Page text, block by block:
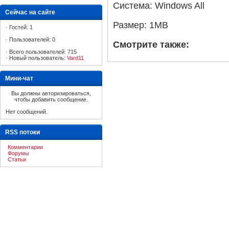
Сейчас на сайте
· Гостей: 1
· Пользователей: 0
· Всего пользователей: 715
· Новый пользователь: Vard11
Мини-чат
Вы должны авторизироваться,
чтобы добавить сообщение.
Нет сообщений.
RSS потоки
Комментарии
Форумы
Статьи
Cистема: Windows All
Размер: 1MB
Смотрите также: